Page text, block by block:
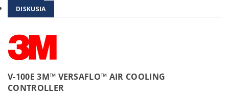
DISKUSIA
V-100E 3M™ VERSAFLO™ AIR COOLING
CONTROLLER